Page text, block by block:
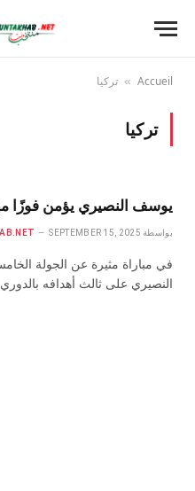
Accueil
» تركيا
تركيا
يوسف النصيري يؤمن فوزًا
بواسطة SEPTEMBER 15, 2025
في مباراة مثيرة عن الجولة
النصيري على ثالث أهدافه